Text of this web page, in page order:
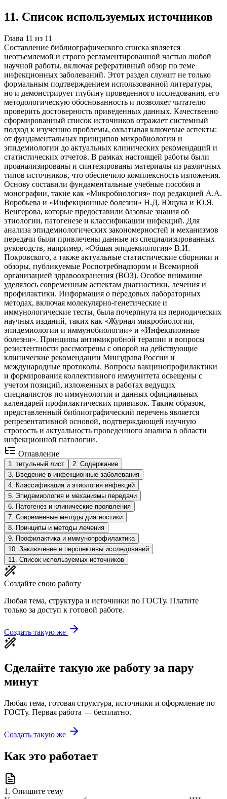
11. Список используемых источников
Глава 11 из 11
Составление библиографического списка является
неотъемлемой и строго регламентированной частью любой
научной работы, включая реферативный обзор по теме
инфекционных заболеваний. Этот раздел служит не только
формальным подтверждением использованной литературы,
но и демонстрирует глубину проведенного исследования, его
методологическую обоснованность и позволяет читателю
проверить достоверность приведенных данных. Качественно
сформированный список источников отражает системный
подход к изучению проблемы, охватывая ключевые аспекты:
от фундаментальных принципов микробиологии и
эпидемиологии до актуальных клинических рекомендаций и
статистических отчетов. В рамках настоящей работы были
проанализированы и синтезированы материалы из различных
типов источников, что обеспечило комплексность изложения.
Основу составили фундаментальные учебные пособия и
монографии, такие как «Микробиология» под редакцией А.А.
Воробьева и «Инфекционные болезни» Н.Д. Ющука и Ю.Я.
Венгерова, которые предоставили базовые знания об
этиологии, патогенезе и классификации инфекций. Для
анализа эпидемиологических закономерностей и механизмов
передачи были привлечены данные из специализированных
руководств, например, «Общая эпидемиология» В.И.
Покровского, а также актуальные статистические сборники и
обзоры, публикуемые Роспотребнадзором и Всемирной
организацией здравоохранения (ВОЗ). Особое внимание
уделялось современным аспектам диагностики, лечения и
профилактики. Информация о передовых лабораторных
методах, включая молекулярно-генетические и
иммунологические тесты, была почерпнута из периодических
научных изданий, таких как «Журнал микробиологии,
эпидемиологии и иммунобиологии» и «Инфекционные
болезни». Принципы антимикробной терапии и вопросы
резистентности рассмотрены с опорой на действующие
клинические рекомендации Минздрава России и
международные протоколы. Вопросы вакцинопрофилактики
и формирования коллективного иммунитета освещены с
учетом позиций, изложенных в работах ведущих
специалистов по иммунологии и данных официальных
календарей профилактических прививок. Таким образом,
представленный библиографический перечень является
репрезентативной основой, подтверждающей научную
строгость и актуальность проведенного анализа в области
инфекционной патологии.
Оглавление
1 титульный лист 2 Содержание
3
Введение в инфекционные заболевания
4
Классификация и этиология инфекций
5 Эпидемиология и механизмы передачи
6
Патогенез и клинические проявления
7 Современные методы диагностики
8
Принципы и методы лечения
9
Профилактика и иммунопрофилактика
10 Заключение и перспективы исследований
11
Список используемых источников
Создайте свою работу
Любая тема, структура и источники по ГОСТу. Платите
только за доступ к готовой работе.
Создать такую же
Сделайте такую же работу за пару
минут
Любая тема, готовая структура, источники и оформление по
ГОСТу. Первая работа — бесплатно.
Создать такую же
Как это работает
1. Опишите тему